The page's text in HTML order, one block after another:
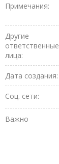
Примечания:
Другие
ответственные
лица:
Дата создания:
Соц. сети:
Важно